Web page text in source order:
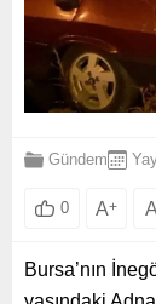
Gündem
0 A+ A
Bursa’nın